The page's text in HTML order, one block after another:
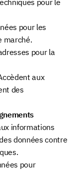
pour le
pour les
marché.
pour la
aux
des
informations
données contre
pour